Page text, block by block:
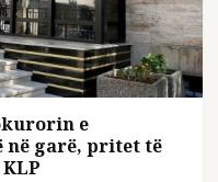
e
në garë, pritet të